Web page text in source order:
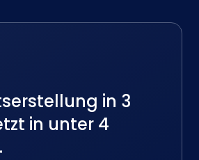
in 3
in unter 4